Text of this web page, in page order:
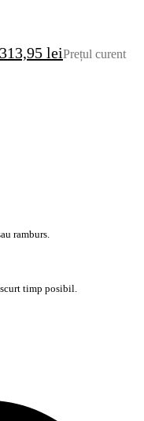
313,95 leiPrețul curent
ramburs.
timp posibil.